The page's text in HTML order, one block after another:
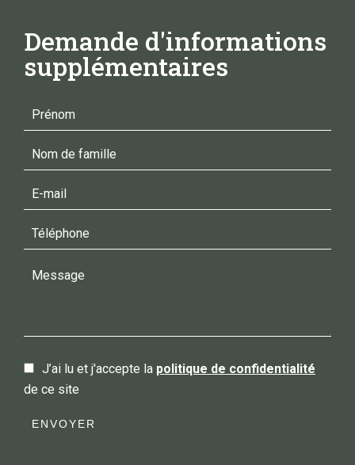
Demande d'informations
supplémentaires
J’ai lu et j'accepte la politique de confidentialité
de ce site
ENVOYER